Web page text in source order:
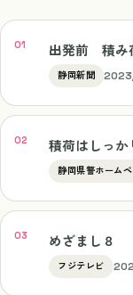
出発前 積み
静岡新聞
積荷はしっ
静岡県警ホーム
めざまし８
フジテレビ